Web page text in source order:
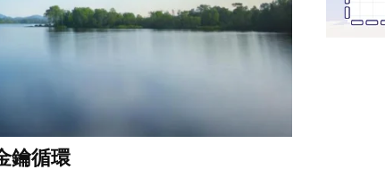
鑰循環